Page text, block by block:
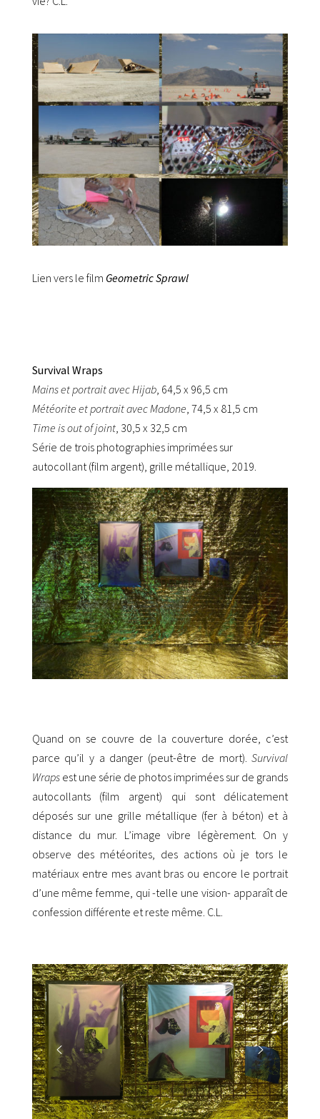
Lien vers le film Geometric Sprawl
Survival Wraps
Mains et portrait avec Hijab, 64,5 x 96,5 cm
Météorite et portrait avec Madone , 74,5 x 81,5 cm
Time is out of joint, 30,5 x 32,5 cm
Série de trois photographies imprimées sur
autocollant (film argent), grille métallique, 2019.
Quand on se couvre de la couverture dorée, c’est
parce qu’il y a danger (peut-être de mort).Survival
Wrapsest une série de photos imprimées sur de grands
autocollants (film argent) qui sont délicatement
déposés sur une grille métallique (fer à béton) et à
distance du mur. L’image vibre légèrement. On y
observe des météorites, des actions où je tors le
matériaux entre mes avant bras ou encore le portrait
d’une même femme, qui -telle une vision- apparaît de
confession différente et reste même. C.L.